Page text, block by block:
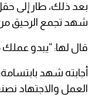
بعد ذلك، طار إلى
شهد تجمع الرحيق
قال لها: “يبدو عملك
أجابته شهد
العمل والاجتهاد